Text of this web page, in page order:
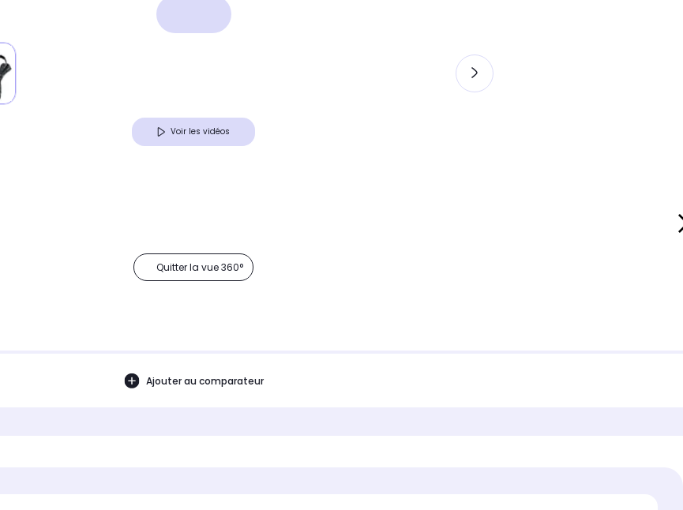
Voir les vidéos
Quitter la vue 360°
Ajouter au comparateur